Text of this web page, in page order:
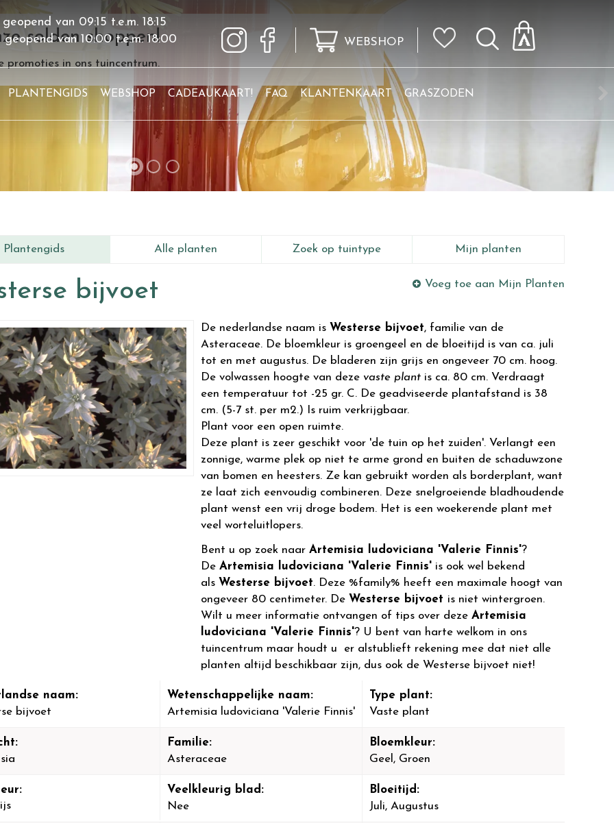
solden shoppen!
promoties in ons tuincentrum.
van 09:15 t.e.m. 18:15
geopend van10:00t.e.m.18:00 WEBSHOP
PLANTENGIDS WEBSHOP CADEAUKAART! FAQ KLANTENKAART GRASZODEN
Plantengids Alle planten Zoek op tuintype Mijn planten
bijvoet Voeg toe aan Mijn Planten
De nederlandse naam is Westerse bijvoet, familie van de
Asteraceae. De bloemkleur is groengeel en de bloeitijd is van ca. juli
tot en met augustus. De bladeren zijn grijs en ongeveer 70 cm. hoog.
De volwassen hoogte van deze vaste plant is ca. 80 cm. Verdraagt
een temperatuur tot -25 gr. C. De geadviseerde plantafstand is 38
cm. (5-7 st. per m2.) Is ruim verkrijgbaar.
Plant voor een open ruimte.
Deze plant is zeer geschikt voor 'de tuin op het zuiden'. Verlangt een
zonnige, warme plek op niet te arme grond en buiten de schaduwzone
van bomen en heesters. Ze kan gebruikt worden als borderplant, want
ze laat zich eenvoudig combineren. Deze snelgroeiende bladhoudende
plant wenst een vrij droge bodem. Het is een woekerende plant met
veel worteluitlopers.
Bent u op zoek naar Artemisia ludoviciana 'Valerie Finnis'?
De Artemisia ludoviciana 'Valerie Finnis' is ook wel bekend
als Westerse bijvoet. Deze %family% heeft een maximale hoogt van
ongeveer 80 centimeter. De Westerse bijvoet is niet wintergroen.
Wilt u meer informatie ontvangen of tips over deze Artemisia
ludoviciana 'Valerie Finnis'? U bent van harte welkom in ons
tuincentrum maar houdt u er alstublieft rekening mee dat niet alle
planten altijd beschikbaar zijn, dus ook de Westerse bijvoet niet!
naam:
bijvoet
Wetenschappelijke naam:
Artemisia ludoviciana 'Valerie Finnis'
Type plant:
Vaste plant
Familie:
Asteraceae
Bloemkleur:
Geel, Groen
Veelkleurig blad:
Nee
Bloeitijd:
Juli, Augustus